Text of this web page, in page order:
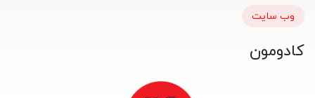
وب سایت
کادومون